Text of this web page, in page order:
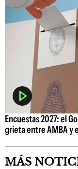
Encuestas 2027: el
grieta entre AMBA y
MÁS